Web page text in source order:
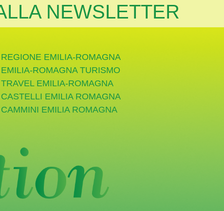
NEWSLETTER
REGIONE EMILIA-ROMAGNA
EMILIA-ROMAGNA TURISMO
TRAVEL EMILIA-ROMAGNA
CASTELLI EMILIA ROMAGNA
CAMMINI EMILIA ROMAGNA